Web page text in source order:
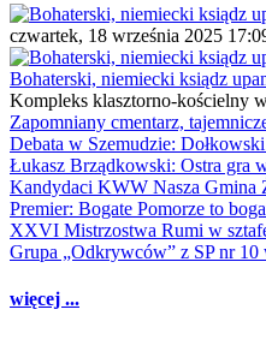
czwartek, 18 września 2025
Bohaterski, niemiecki ksiądz
Kompleks klasztorno-kościelny
Zapomniany cmentarz,
Debata w Szemudzie:
Łukasz Brządkowski: Ostra gra
Kandydaci KWW Nasza Gmina
Premier: Bogate Pomorze to
XXVI Mistrzostwa Rumi w
Grupa „Odkrywców” z SP nr
więcej ...